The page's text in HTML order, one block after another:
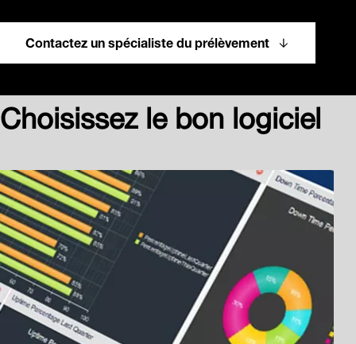
Contactez un spécialiste du prélèvement
Choisissez le bon logiciel